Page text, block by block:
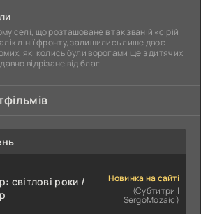
селі, що розташоване в так званій «сірій
лінії фронту, залишились лише двоє
які колись були ворогами ще з дитячих
відрізане від благ
світлові роки /
Новинка на сайті
(Субтитри |
SergoMozaic)